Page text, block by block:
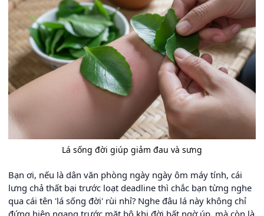
Lá sống đời giúp giảm đau và sưng
Bạn ơi, nếu là dân văn phòng ngày ngày ôm máy tính, cái
lưng chả thất bại trước loạt deadline thì chắc bạn từng nghe
qua cái tên 'lá sống đời' rùi nhỉ? Nghe đâu lá này không chỉ
đứng hiên ngang trước mặt bô khi đời bất ngờ úp, mà còn là